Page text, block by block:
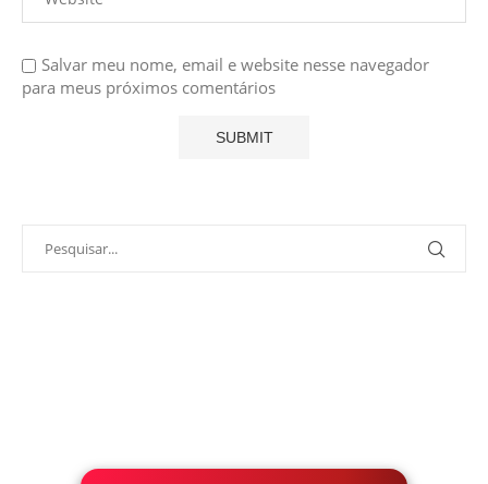
Salvar meu nome, email e website nesse navegador
para meus próximos comentários